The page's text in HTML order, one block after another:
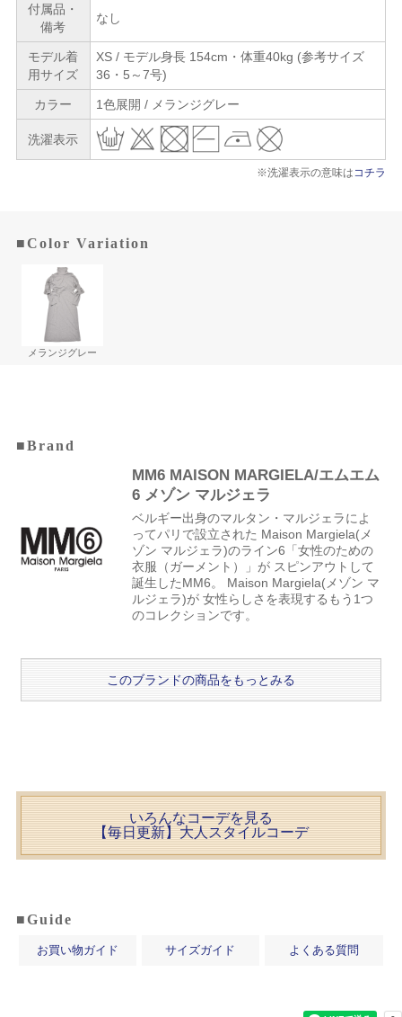
付属品・
備考
なし
モデル着
用サイズ
XS / モデル身長 154cm・体重40kg (参考サイズ
36・5～7号)
カラー 1色展開 / メランジグレー
洗濯表示
※洗濯表示の意味は コチラ
■Color Variation
メランジグレー
■Brand
MM6 MAISON MARGIELA/エムエム
6 メゾン マルジェラ
ベルギー出身のマルタン・マルジェラによ
ってパリで設立された Maison Margiela(メ
ゾン マルジェラ)のライン6「女性のための
衣服（ガーメント）」が スピンアウトして
誕生したMM6。 Maison Margiela(メゾン マ
ルジェラ)が 女性らしさを表現するもう1つ
のコレクションです。
このブランドの商品をもっとみる
いろんなコーデを見る
【毎日更新】大人スタイルコーデ
■Guide
お買い物ガイド サイズガイド よくある質問